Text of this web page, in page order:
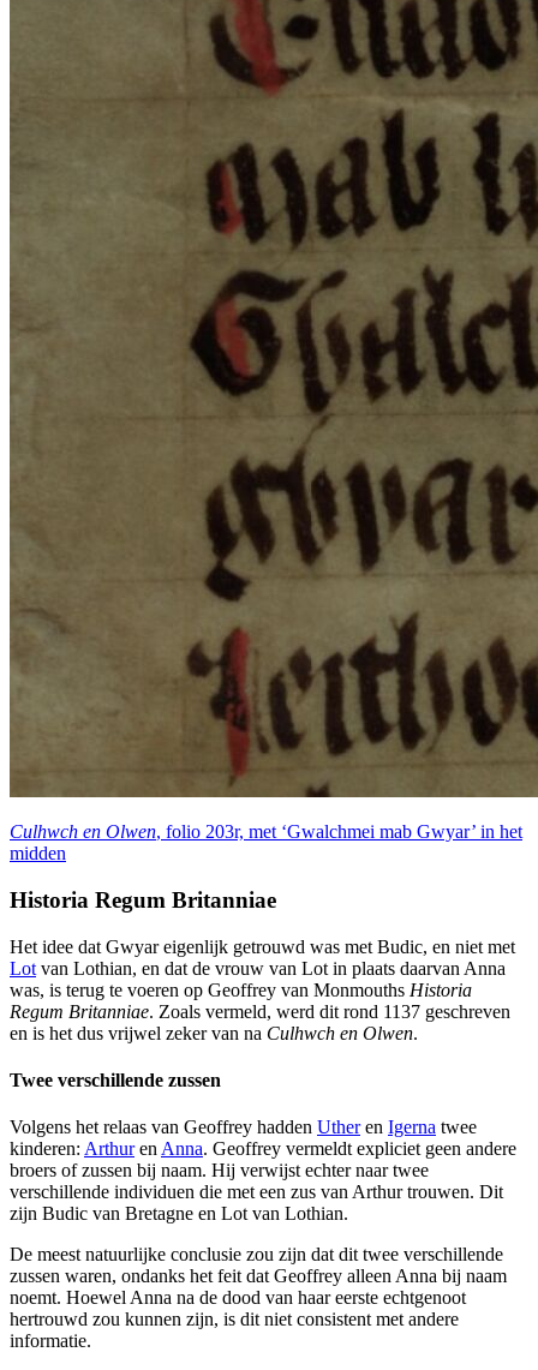
Culhwch en Olwen, folio 203r, met ‘Gwalchmei mab Gwyar’ in het
midden
Historia Regum Britanniae
Het idee dat Gwyar eigenlijk getrouwd was met Budic, en niet met
Lot van Lothian, en dat de vrouw van Lot in plaats daarvan Anna
was, is terug te voeren op Geoffrey van Monmouths Historia
Regum Britanniae. Zoals vermeld, werd dit rond 1137 geschreven
en is het dus vrijwel zeker van na Culhwch en Olwen.
Twee verschillende zussen
Volgens het relaas van Geoffrey hadden Utheren Igerna twee
kinderen: Arthuren Anna. Geoffrey vermeldt expliciet geen andere
broers of zussen bij naam. Hij verwijst echter naar twee
verschillende individuen die met een zus van Arthur trouwen. Dit
zijn Budic van Bretagne en Lot van Lothian.
De meest natuurlijke conclusie zou zijn dat dit twee verschillende
zussen waren, ondanks het feit dat Geoffrey alleen Anna bij naam
noemt. Hoewel Anna na de dood van haar eerste echtgenoot
hertrouwd zou kunnen zijn, is dit niet consistent met andere
informatie.